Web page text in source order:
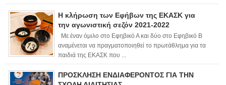
Η κλήρωση των Εφήβων της ΕΚΑΣΚ για
την αγωνιστική σεζόν 2021-2022
Με έναν όμιλο στο Εφηβικό Α και δύο στο Εφηβικό Β
αναμένεται να πραγματοποιηθεί το πρωτάθλημα για τα
παιδιά της ΕΚΑΣΚ που ...
ΠΡΟΣΚΛΗΣΗ ΕΝΔΙΑΦΕΡΟΝΤΟΣ ΓΙΑ ΤΗΝ